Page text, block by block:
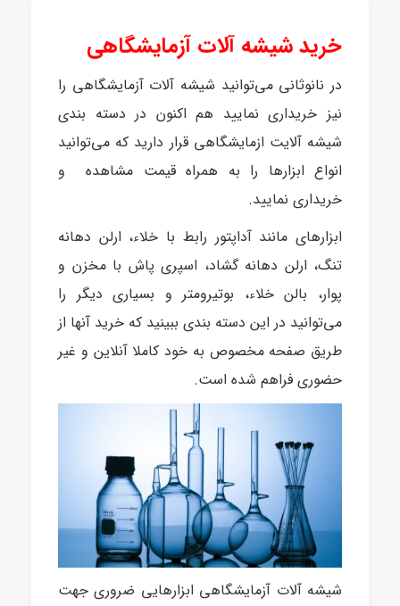
خرید شیشه آلات آزمایشگاهی
در نانوثانی می‌توانید شیشه آلات آزمایشگاهی را
نیز خریداری نمایید هم اکنون در دسته بندی
شیشه آلایت ازمایشگاهی قرار دارید که می‌توانید
انواع ابزارها را به همراه قیمت مشاهده و
خریداری نمایید.
ابزارهای مانند آداپتور رابط با خلاء، ارلن دهانه
تنگ، ارلن دهانه گشاد، اسپری پاش با مخزن و
پوار، بالن خلاء، بوتیرومتر و بسیاری دیگر را
می‌توانید در این دسته بندی ببینید که خرید آنها از
طریق صفحه مخصوص به خود کاملا آنلاین و غیر
حضوری فراهم شده است.
شیشه آلات آزمایشگاهی ابزارهایی ضروری جهت